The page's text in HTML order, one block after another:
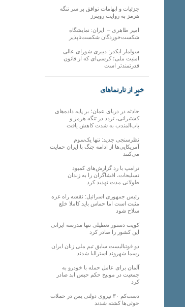
جزئیات و ابهامات توافق بر سر تنگه
هرمز به روایت رویترز
امیر طاهری – ایران: نمایشگاه
شکست‌خوردگان شکست‌ناپذیر
سولماز ایکدر: دبیری شورای عالی
امنیت ملی؛ کرسی‌ای که از قانون
قدرتمندتر است
خبر از تارنماهای
دیگر
حادثه در دریای عمان؛ بر پایه داده‌های
کشتیرانی، تردد در تنگه هرمز و
باب‌المندب به شدت کاهش یافت
نظرسنجی جدید: تنها یک‌سوم
آمریکایی‌ها از ادامه جنگ با ایران حمایت
می‌کنند
ترامپ با رد گزارش‌های کمبود
تسلیحات، افشاگران را به زندان
طولانی مدت تهدید کرد
رئیس‌ جمهوری اسرائیل: نقشه راه غزه
مثبت است اما حماس باید کاملا خلع
سلاح شود
کویت دستور تعطیلی تنها مدرسه ایرانی
این کشور را صادر کرد
دو فوتبالیست سابق تیم ملی زنان ایران
رسما شهروند استرالیا شدند
آلمان برای عامل حمله با خودرو به
جمعیت در مونیخ حکم حبس ابد صادر
کرد
دست‌کم ۳۰ نیروی دولتی یمن در حملات
حوثی‌ها کشته شدند